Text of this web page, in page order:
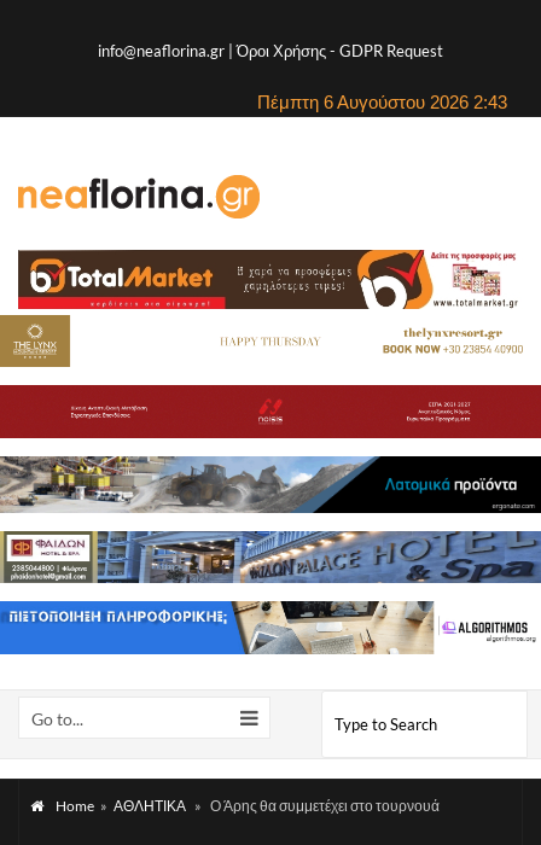
info@neaflorina.gr |Όροι Χρήσης- GDPR Request
Πέμπτη 6 Αυγούστου 2026 2:43
Go to...
Home » ΑΘΛΗΤΙΚΑ » Ο Άρης θα συμμετέχει στο τουρνουά